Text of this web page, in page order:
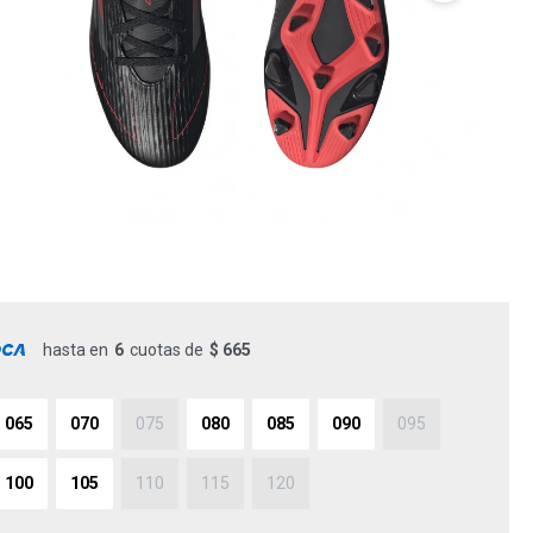
hasta en 6 cuotas de $ 665
065 070 075 080 085 090 095
100 105 110 115 120